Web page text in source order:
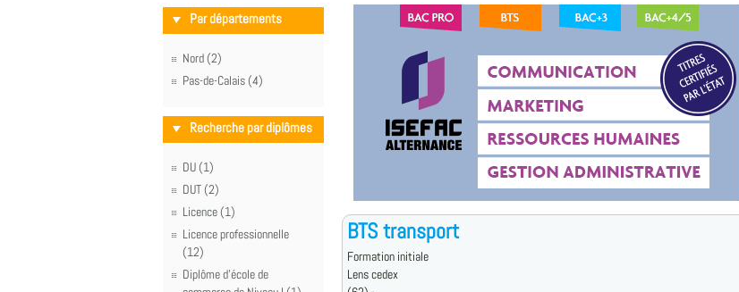
Par départements
Nord (2)
Pas-de-Calais (4)
Recherche par diplômes
DU (1)
DUT (2)
Licence (1)
Licence professionnelle
(12)
Diplôme d'école de
BTS transport
Formation initiale
Lens cedex